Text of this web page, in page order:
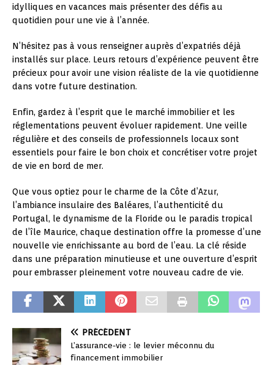
idylliques en vacances mais présenter des défis au
quotidien pour une vie à l’année.
N’hésitez pas à vous renseigner auprès d’expatriés déjà
installés sur place. Leurs retours d’expérience peuvent être
précieux pour avoir une vision réaliste de la vie quotidienne
dans votre future destination.
Enfin, gardez à l’esprit que le marché immobilier et les
réglementations peuvent évoluer rapidement. Une veille
régulière et des conseils de professionnels locaux sont
essentiels pour faire le bon choix et concrétiser votre projet
de vie en bord de mer.
Que vous optiez pour le charme de la Côte d’Azur,
l’ambiance insulaire des Baléares, l’authenticité du
Portugal, le dynamisme de la Floride ou le paradis tropical
de l’île Maurice, chaque destination offre la promesse d’une
nouvelle vie enrichissante au bord de l’eau. La clé réside
dans une préparation minutieuse et une ouverture d’esprit
pour embrasser pleinement votre nouveau cadre de vie.
PRÉCÉDENT
L’assurance-vie : le levier méconnu du
financement immobilier